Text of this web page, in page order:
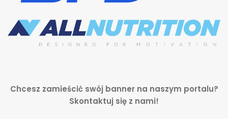
Chcesz zamieścić swój banner na naszym portalu?
Skontaktuj się z nami!